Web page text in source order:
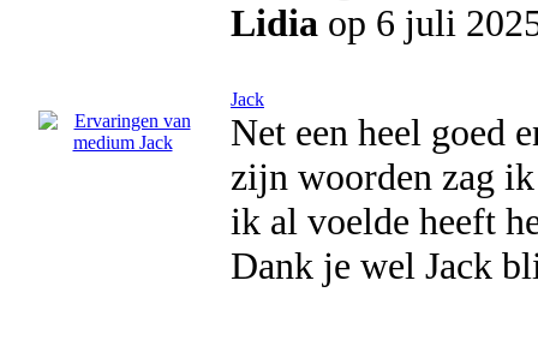
Lidia op 6 juli
Jack
Net een heel goed
zijn woorden zag
ik al voelde heeft
Dank je wel Jack